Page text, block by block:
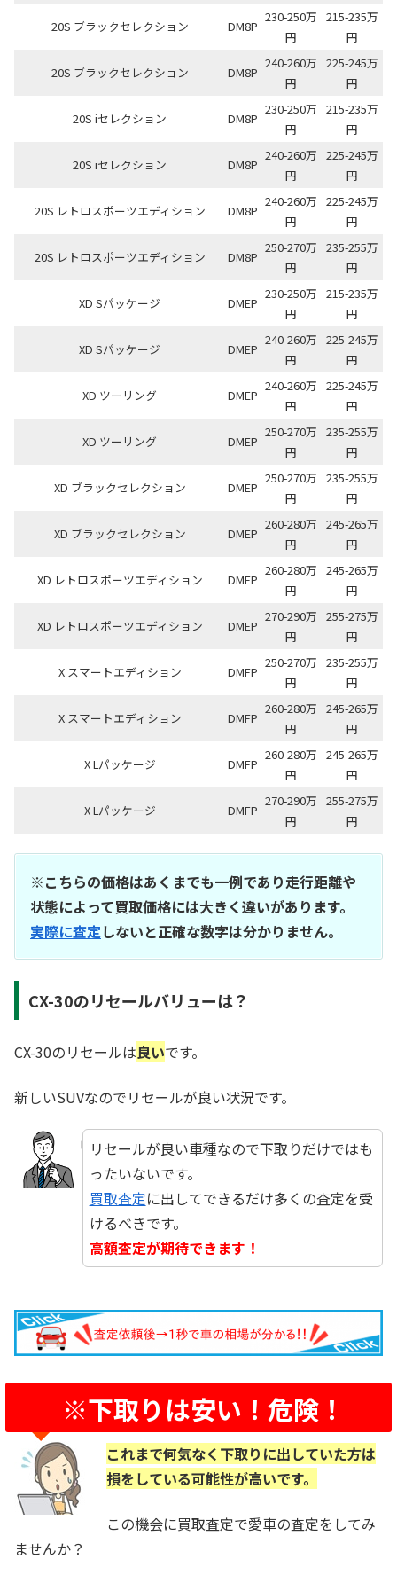
20S ブラックセレクション DM8P
230-250万
円
215-235万
円
20S ブラックセレクション DM8P
240-260万
円
225-245万
円
20S iセレクション DM8P
230-250万
円
215-235万
円
20S iセレクション DM8P
240-260万
円
225-245万
円
20S レトロスポーツエディション DM8P
240-260万
円
225-245万
円
20S レトロスポーツエディション DM8P
250-270万
円
235-255万
円
XD Sパッケージ DMEP
230-250万
円
215-235万
円
XD Sパッケージ DMEP
240-260万
円
225-245万
円
XD ツーリング DMEP
240-260万
円
225-245万
円
XD ツーリング DMEP
250-270万
円
235-255万
円
XD ブラックセレクション DMEP
250-270万
円
235-255万
円
XD ブラックセレクション DMEP
260-280万
円
245-265万
円
XD レトロスポーツエディション DMEP
260-280万
円
245-265万
円
XD レトロスポーツエディション DMEP
270-290万
円
255-275万
円
X スマートエディション DMFP
250-270万
円
235-255万
円
X スマートエディション DMFP
260-280万
円
245-265万
円
X Lパッケージ DMFP
260-280万
円
245-265万
円
X Lパッケージ DMFP
270-290万
円
255-275万
円
※こちらの価格はあくまでも一例であり走行距離や
状態によって買取価格には大きく違いがあります。
実際に査定しないと正確な数字は分かりません。
CX-30のリセールバリューは？
CX-30のリセールは良いです。
新しいSUVなのでリセールが良い状況です。
リセールが良い車種なので下取りだけではも
ったいないです。
買取査定に出してできるだけ多くの査定を受
けるべきです。
高額査定が期待できます！
※下取りは安い！危険！
これまで何気なく下取りに出していた方は
損をしている可能性が高いです。
この機会に買取査定で愛車の査定をしてみ
ませんか？